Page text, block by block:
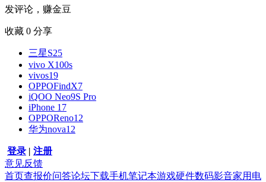
发评论，赚金豆
收藏 0 分享
三星S25
vivo X100s
vivos19
OPPOFindX7
iQOO Neo9S Pro
iPhone 17
OPPOReno12
华为nova12
登录 | 注册
意见反馈
首页查报价问答论坛下载手机笔记本游戏硬件数码影音家用电